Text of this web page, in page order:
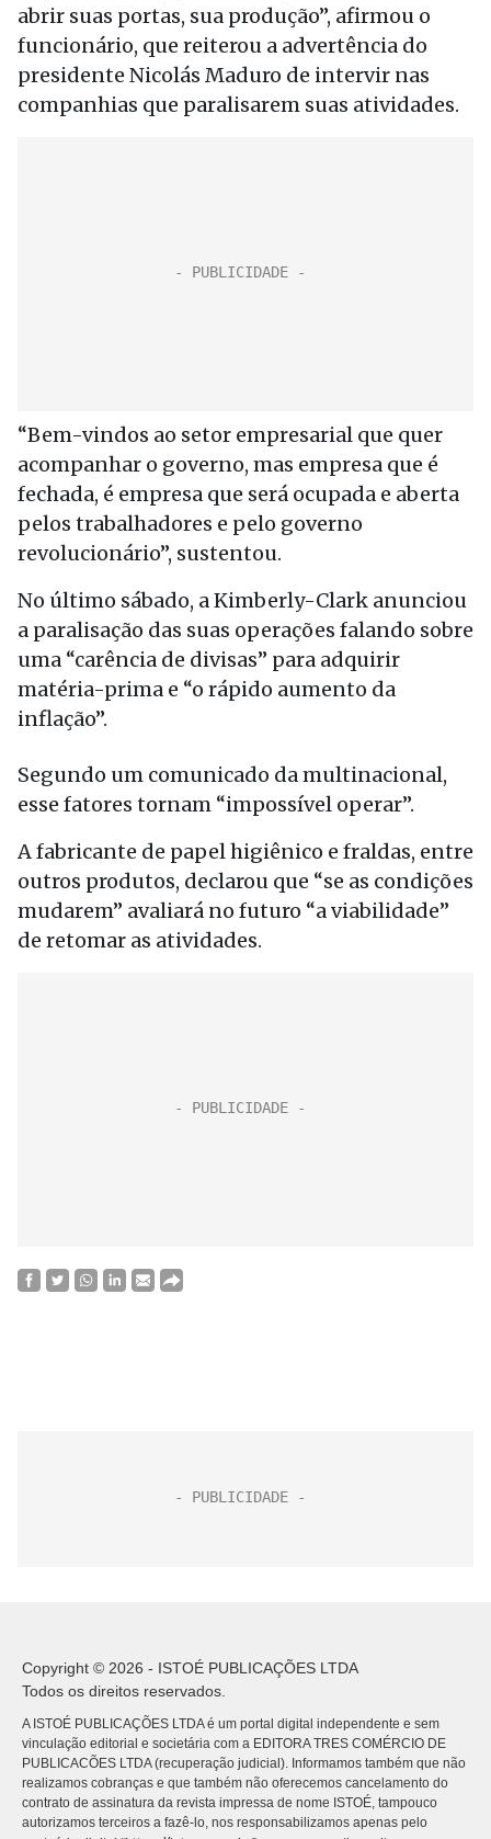
abrir suas portas, sua produção”, afirmou o
funcionário, que reiterou a advertência do
presidente Nicolás Maduro de intervir nas
companhias que paralisarem suas atividades.
“Bem-vindos ao setor empresarial que quer
acompanhar o governo, mas empresa que é
fechada, é empresa que será ocupada e aberta
pelos trabalhadores e pelo governo
revolucionário”, sustentou.
No último sábado, a Kimberly-Clark anunciou
a paralisação das suas operações falando sobre
uma “carência de divisas” para adquirir
matéria-prima e “o rápido aumento da
inflação”.
Segundo um comunicado da multinacional,
esse fatores tornam “impossível operar”.
A fabricante de papel higiênico e fraldas, entre
outros produtos, declarou que “se as condições
mudarem” avaliará no futuro “a viabilidade”
de retomar as atividades.
Copyright © 2026 - ISTOÉ PUBLICAÇÕES LTDA
Todos os direitos reservados.
A ISTOÉ PUBLICAÇÕES LTDA é um portal digital independente e sem
vinculação editorial e societária com a EDITORA TRES COMÉRCIO DE
PUBLICACÕES LTDA (recuperação judicial). Informamos também que não
realizamos cobranças e que também não oferecemos cancelamento do
contrato de assinatura da revista impressa de nome ISTOÉ, tampouco
autorizamos terceiros a fazê-lo, nos responsabilizamos apenas pelo